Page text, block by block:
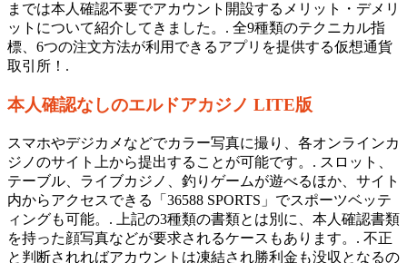
までは本人確認不要でアカウント開設するメリット・デメリ
ットについて紹介してきました。. 全9種類のテクニカル指
標、6つの注文方法が利用できるアプリを提供する仮想通貨
取引所！.
本人確認なしのエルドアカジノ LITE版
スマホやデジカメなどでカラー写真に撮り、各オンラインカ
ジノのサイト上から提出することが可能です。. スロット、
テーブル、ライブカジノ、釣りゲームが遊べるほか、サイト
内からアクセスできる「36588 SPORTS」でスポーツベッテ
ィングも可能。. 上記の3種類の書類とは別に、本人確認書類
を持った顔写真などが要求されるケースもあります。. 不正
と判断されればアカウントは凍結され勝利金も没収となるの